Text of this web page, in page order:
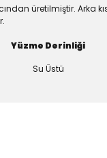
üretilmiştir. Arka
Yüzme Derinliği
Su Üstü